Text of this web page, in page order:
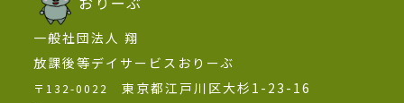
一般社団法人 翔
放課後等デイサービスおりーぶ
〒132-0022
東京都江戸川区大杉1-23-16